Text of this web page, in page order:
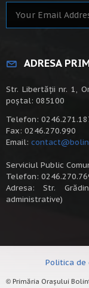
ADRESA
Str. Libertății nr. 1,
poștal: 085100
Telefon:
Fax: 0246.270.990
Email:
Serviciul Public
Telefon:
Adresa: Str.
administrative)
Politica
© Primăria Orașului